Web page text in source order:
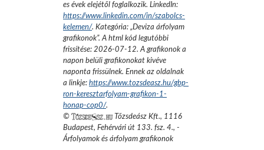
es évek elejétől foglalkozik. LinkedIn:
https://www.linkedin.com/in/szabolcs-
kelemen/. Kategória: „Deviza árfolyam
grafikonok”.A html kód legutóbbi
frissítése: 2026-07-12. A grafikonok a
napon belüli grafikonokat kivéve
naponta frissülnek. Ennek az oldalnak
a linkje: https://www.tozsdeasz.hu/gbp-
ron-keresztarfolyam-grafikon-1-
honap-cop0/.
©
Tőzsdeász Kft., 1116
Budapest, Fehérvári út 133. fsz. 4., -
Árfolyamok és árfolyam grafikonok